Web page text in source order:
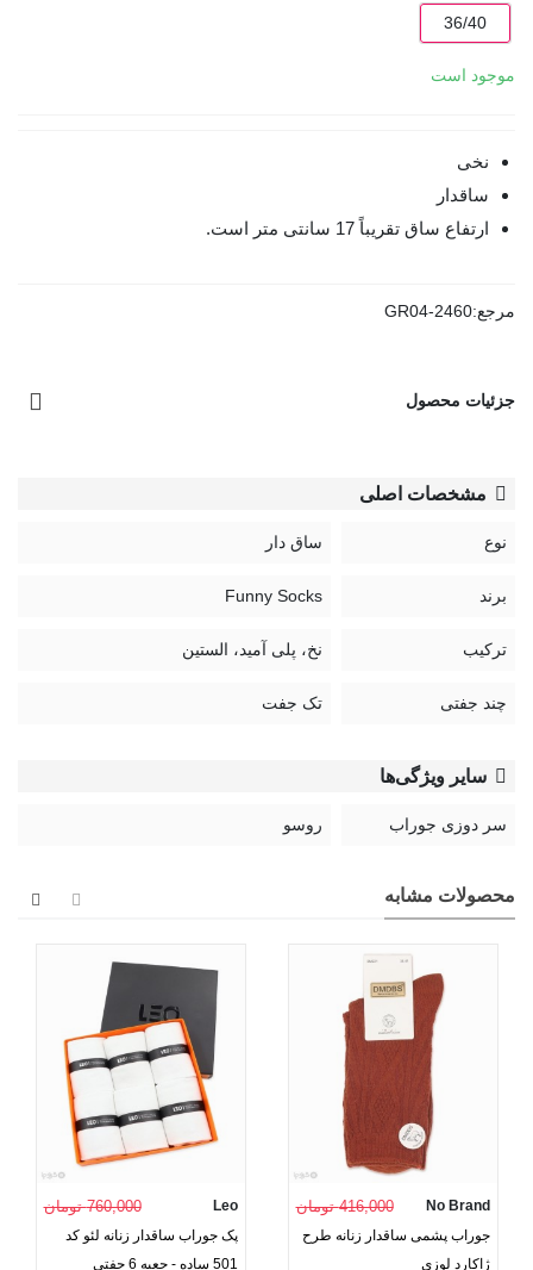
36/40
موجود است
نخی
ساقدار
ارتفاع ساق تقریباً 17 سانتی متر است.
مرجع:GR04-2460
جزئیات محصول
مشخصات اصلی
نوع ساق دار
برند Funny Socks
ترکیب نخ، پلی آمید، الستین
چند جفتی تک جفت
سایر ویژگی‌ها
سر دوزی جوراب روسو
محصولات مشابه
No Brand 416,000 تومان
جوراب پشمی ساقدار زنانه طرح
ژاکارد لوزی
Leo 760,000 تومان
پک جوراب ساقدار زنانه لئو کد
501 ساده - جعبه 6 جفتی